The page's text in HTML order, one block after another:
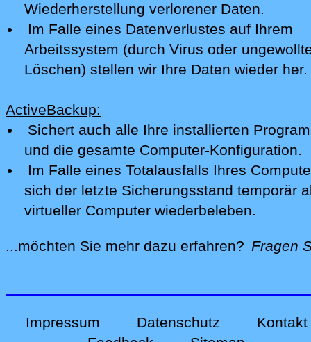
Wiederherstellung verlorener Daten.
Im Falle eines Datenverlustes auf Ihrem
Arbeitssystem (durch Virus oder
Löschen) stellen wir Ihre Daten wieder her.
ActiveBackup:
Sichert auch alle Ihre installierten
und die gesamte Computer-Konfiguration.
Im Falle eines Totalausfalls Ihres
sich der letzte Sicherungsstand temporär
virtueller Computer wiederbeleben.
...möchten Sie mehr dazu erfahren? Fragen
Impressum Datenschutz
Kontakt